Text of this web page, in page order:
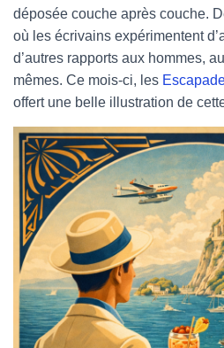
déposée couche après couche.
où les écrivains expérimentent
d’autres rapports aux hommes,
mêmes. Ce mois-ci, les
offert une belle illustration de